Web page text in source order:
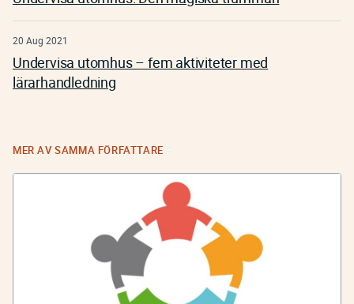
20 Aug 2021
Undervisa utomhus – fem aktiviteter med
lärarhandledning
MER AV SAMMA FÖRFATTARE